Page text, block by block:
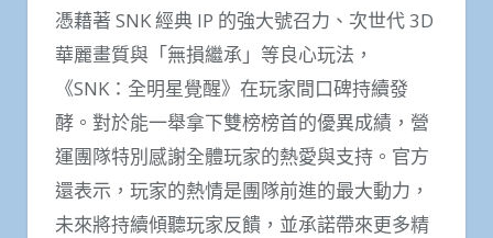
憑藉著 SNK 經典 IP 的強大號召力、次世代 3D
華麗畫質與「無損繼承」等良心玩法，
《SNK：全明星覺醒》在玩家間口碑持續發
酵。對於能一舉拿下雙榜榜首的優異成績，營
運團隊特別感謝全體玩家的熱愛與支持。官方
還表示，玩家的熱情是團隊前進的最大動力，
未來將持續傾聽玩家反饋，並承諾帶來更多精